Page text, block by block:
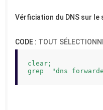
Vérficiation du DNS sur le
CODE : TOUT
clear;
grep  "dns